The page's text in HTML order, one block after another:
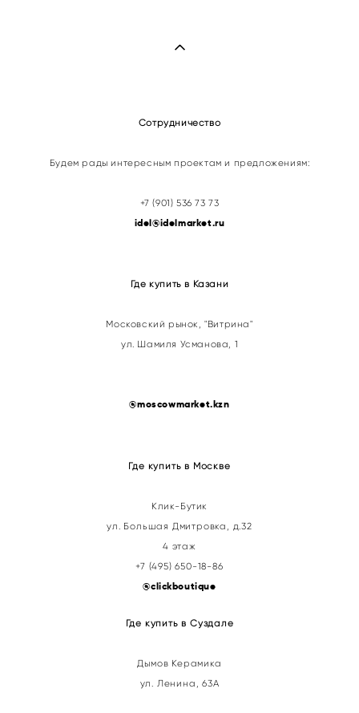
Сотрудничество
Будем рады интересным проектам и предложениям:
+7 (901) 536 73 73
idel@idelmarket.ru
Где купить в Казани
Московский рынок, "Витрина"
ул. Шамиля Усманова, 1
@moscowmarket.kzn
Где купить в Москве
Клик-Бутик
ул. Большая Дмитровка, д.32
4 этаж
+7 (495) 650-18-86
@clickboutique
Где купить в Суздале
Дымов Керамика
ул. Ленина, 63А